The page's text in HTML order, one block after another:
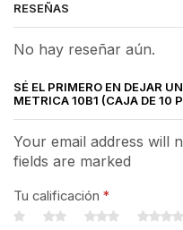
RESEÑAS
No hay reseñar aún.
SÉ EL PRIMERO EN DEJAR
METRICA 10B1 (CAJA DE 10
Your email address will
fields are marked
Tu calificación *